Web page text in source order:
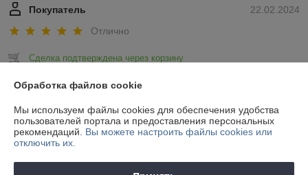
22.02.2024
Покупатель
Отлично
Сделка подтверждена через корзину
Показать все отзывы
О нас
Обработка файлов cookie
Мы используем файлы cookies для обеспечения удобства
пользователей портала и предоставления персональных
рекомендаций. Вы можете настроить файлы cookies или
отключить их.